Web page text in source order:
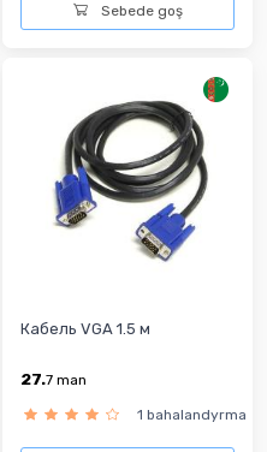
Sebede goş
Кабель VGA 1.5 м
27.7 man
1 bahalandyrma